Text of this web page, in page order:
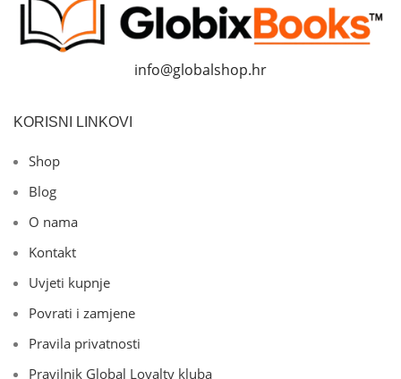
info@globalshop.hr
KORISNI LINKOVI
Shop
Blog
O nama
Kontakt
Uvjeti kupnje
Povrati i zamjene
Pravila privatnosti
Pravilnik Global Loyalty kluba